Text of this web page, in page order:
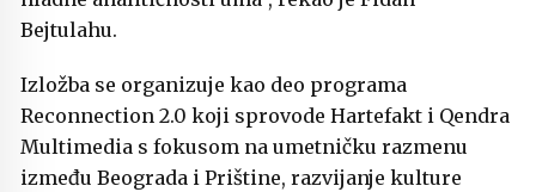
Bejtulahu.
Izložba se organizuje kao deo programa
Reconnection 2.0 koji sprovode Hartefakt i Qendra
Multimedia s fokusom na umetničku razmenu
između Beograda i Prištine, razvijanje kulture